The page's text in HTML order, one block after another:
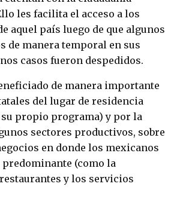
les facilita el acceso a los
aquel país luego de que algunos
de manera temporal en sus
casos fueron despedidos.
de manera importante
del lugar de residencia
su propio programa) y por la
sectores productivos, sobre
en donde los mexicanos
(como la
y los servicios